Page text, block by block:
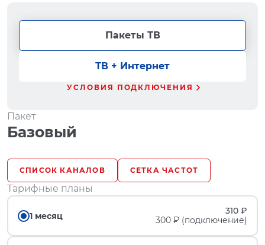
Пакеты ТВ
ТВ + Интернет
УСЛОВИЯ ПОДКЛЮЧЕНИЯ
Пакет
Базовый
СПИСОК КАНАЛОВ СЕТКА ЧАСТОТ
Тарифные планы
1 месяц
310 ₽
300 ₽ (подключение)